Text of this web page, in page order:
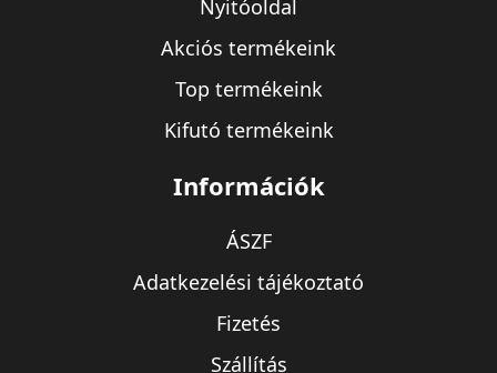
Nyitóoldal
Akciós termékeink
Top termékeink
Kifutó termékeink
Információk
ÁSZF
Adatkezelési tájékoztató
Fizetés
Szállítás